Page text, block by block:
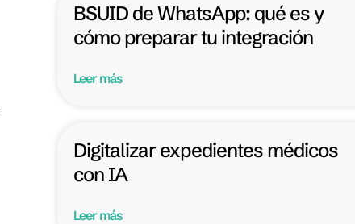
BSUID de WhatsApp: qué es y
cómo preparar tu integración
Leer más
Digitalizar expedientes médicos
con IA
Leer más